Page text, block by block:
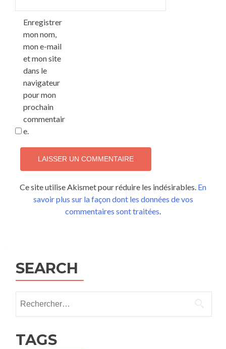
Enregistrer
mon nom,
mon e-mail
et mon site
dans le
navigateur
pour mon
prochain
commentair
e.
Ce site utilise Akismet pour réduire les indésirables. En
savoir plus sur la façon dont les données de vos
commentaires sont traitées.
SEARCH
TAGS